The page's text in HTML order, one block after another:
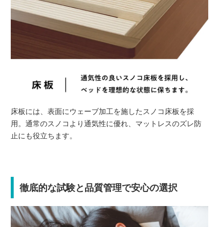
床板には、表面にウェーブ加工を施したスノコ床板を採
用。通常のスノコより通気性に優れ、マットレスのズレ防
止にも役立ちます。
徹底的な試験と品質管理で安心の選択